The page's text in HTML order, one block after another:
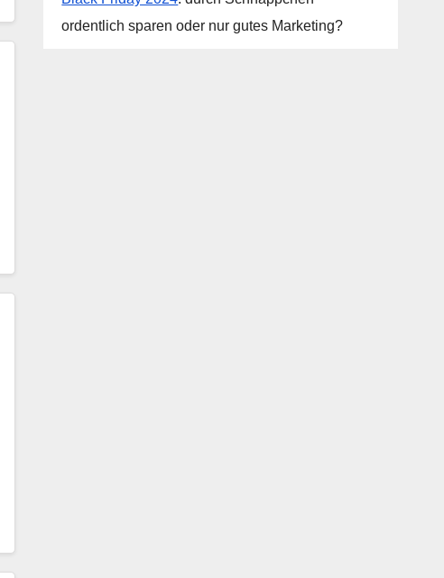
ordentlich sparen oder nur gutes Marketing?